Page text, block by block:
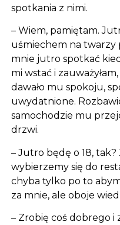
spotkania z nimi.
– Wiem, pamiętam.
uśmiechem na twarzy
mnie jutro spotkać
mi wstać i
dawało mu spokoju,
uwydatnione.
samochodzie mu
drzwi.
– Jutro będę o 18,
wybierzemy się do
chyba tylko po to
za mnie, ale oboje
– Zrobię coś dobrego i